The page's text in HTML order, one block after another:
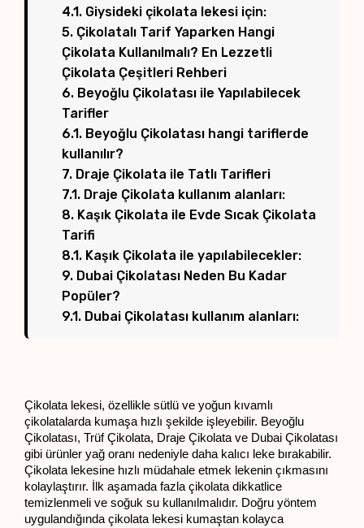
4.1. Giysideki çikolata lekesi için:
5. Çikolatalı Tarif Yaparken Hangi
Çikolata Kullanılmalı? En Lezzetli
Çikolata Çeşitleri Rehberi
6. Beyoğlu Çikolatası ile Yapılabilecek
Tarifler
6.1. Beyoğlu Çikolatası hangi tariflerde
kullanılır?
7. Draje Çikolata ile Tatlı Tarifleri
7.1. Draje Çikolata kullanım alanları:
8. Kaşık Çikolata ile Evde Sıcak Çikolata
Tarifi
8.1. Kaşık Çikolata ile yapılabilecekler:
9. Dubai Çikolatası Neden Bu Kadar
Popüler?
9.1. Dubai Çikolatası kullanım alanları:
Çikolata lekesi, özellikle sütlü ve yoğun kıvamlı
çikolatalarda kumaşa hızlı şekilde işleyebilir. Beyoğlu
Çikolatası, Trüf Çikolata, Draje Çikolata ve Dubai Çikolatası
gibi ürünler yağ oranı nedeniyle daha kalıcı leke bırakabilir.
Çikolata lekesine hızlı müdahale etmek lekenin çıkmasını
kolaylaştırır. İlk aşamada fazla çikolata dikkatlice
temizlenmeli ve soğuk su kullanılmalıdır. Doğru yöntem
uygulandığında çikolata lekesi kumaştan kolayca